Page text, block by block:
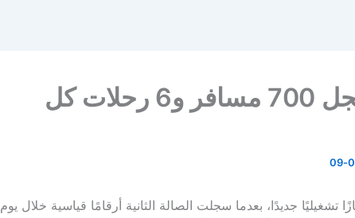
مطار أبها يسجل 700 مسافر و6 رحلات كل
تشغيليًا جديدًا، بعدما سجلت الصالة الثانية أرقامًا قياسية خلال يوم